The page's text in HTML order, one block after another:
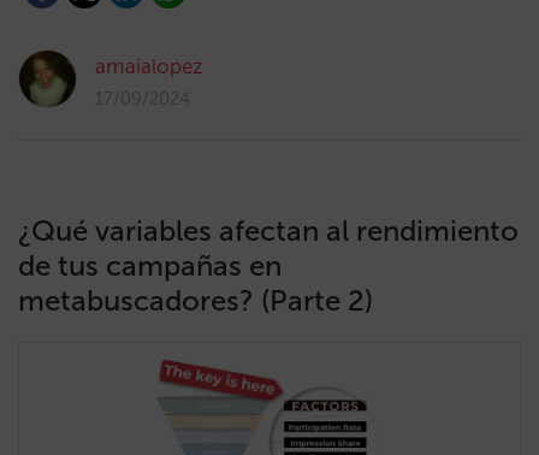
amaialopez
17/09/2024
¿Qué variables afectan al rendimiento
de tus campañas en
metabuscadores? (Parte 2)